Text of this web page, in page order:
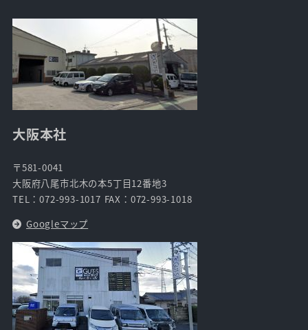
大阪本社
〒581-0041
大阪府八尾市北木の本5丁目12番地3
TEL：072-993-1017 FAX：072-993-1018
Googleマップ